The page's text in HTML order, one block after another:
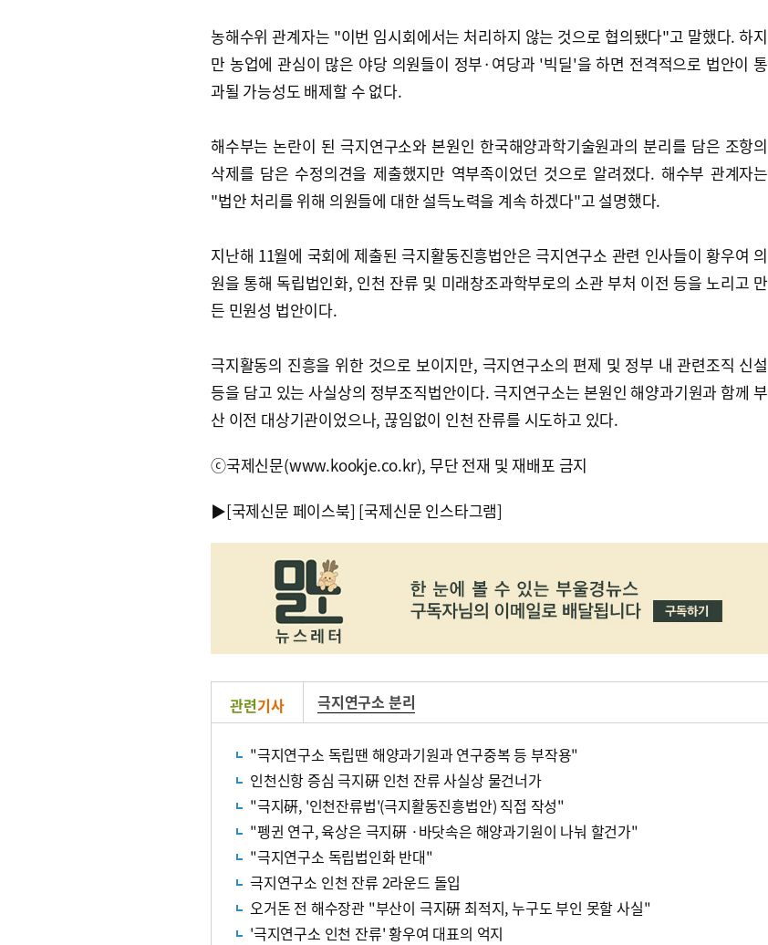
농해수위 관계자는 "이번 임시회에서는 처리하지 않는 것으로 협의됐다"고 말했다. 하지
만 농업에 관심이 많은 야당 의원들이 정부·여당과 '빅딜'을 하면 전격적으로 법안이 통
과될 가능성도 배제할 수 없다.
해수부는 논란이 된 극지연구소와 본원인 한국해양과학기술원과의 분리를 담은 조항의
삭제를 담은 수정의견을 제출했지만 역부족이었던 것으로 알려졌다. 해수부 관계자는
"법안 처리를 위해 의원들에 대한 설득노력을 계속 하겠다"고 설명했다.
지난해 11월에 국회에 제출된 극지활동진흥법안은 극지연구소 관련 인사들이 황우여 의
원을 통해 독립법인화, 인천 잔류 및 미래창조과학부로의 소관 부처 이전 등을 노리고 만
든 민원성 법안이다.
극지활동의 진흥을 위한 것으로 보이지만, 극지연구소의 편제 및 정부 내 관련조직 신설
등을 담고 있는 사실상의 정부조직법안이다. 극지연구소는 본원인 해양과기원과 함께 부
산 이전 대상기관이었으나, 끊임없이 인천 잔류를 시도하고 있다.
ⓒ국제신문(www.kookje.co.kr), 무단 전재 및 재배포 금지
▶[국제신문 페이스북] [국제신문 인스타그램]
관련기사 극지연구소 분리
"극지연구소 독립땐 해양과기원과 연구중복 등 부작용"
인천신항 증심 극지硏 인천 잔류 사실상 물건너가
"극지硏, '인천잔류법'(극지활동진흥법안) 직접 작성"
"펭귄 연구, 육상은 극지硏 ·바닷속은 해양과기원이 나눠 할건가"
"극지연구소 독립법인화 반대"
극지연구소 인천 잔류 2라운드 돌입
오거돈 전 해수장관 "부산이 극지硏 최적지, 누구도 부인 못할 사실"
'극지연구소 인천 잔류' 황우여 대표의 억지